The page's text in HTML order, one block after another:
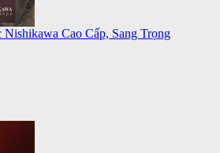
Cao Cấp, Sang Trọng